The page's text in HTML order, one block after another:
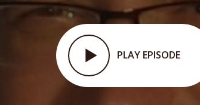
PLAY EPISODE